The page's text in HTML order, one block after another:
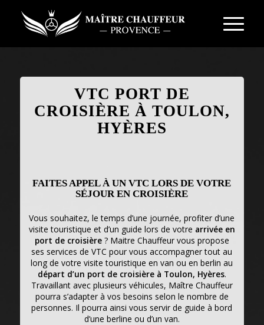
VTC PORT DE
CROISIÈRE À TOULON,
HYÈRES
FAITES APPEL À UN VTC LORS DE VOTRE
SÉJOUR EN CROISIÈRE
Vous souhaitez, le temps d’une journée, profiter d’une
visite touristique et d’un guide lors de votre arrivée en
port de croisière? Maitre Chauffeur vous propose
ses services de VTC pour vous accompagner tout au
long de votre visite touristique en van ou en berlin au
départ d’un port de croisière à Toulon, Hyères.
Travaillant avec plusieurs véhicules, Maître Chauffeur
pourra s’adapter à vos besoins selon le nombre de
personnes. Il pourra ainsi vous servir de guide à bord
d’une berline ou d’un van.